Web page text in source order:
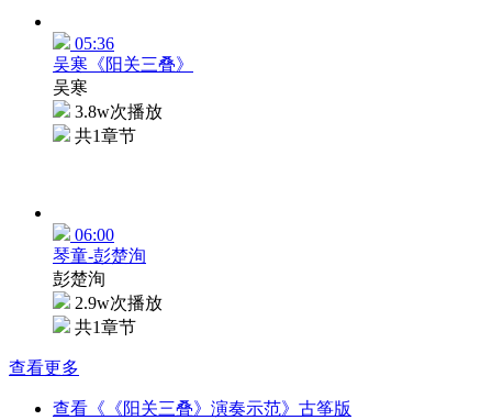
05:36
吴寒《阳关三叠》
吴寒
3.8w次播放
共1章节
06:00
琴童-彭楚洵
彭楚洵
2.9w次播放
共1章节
查看更多
查看《《阳关三叠》演奏示范》古筝版